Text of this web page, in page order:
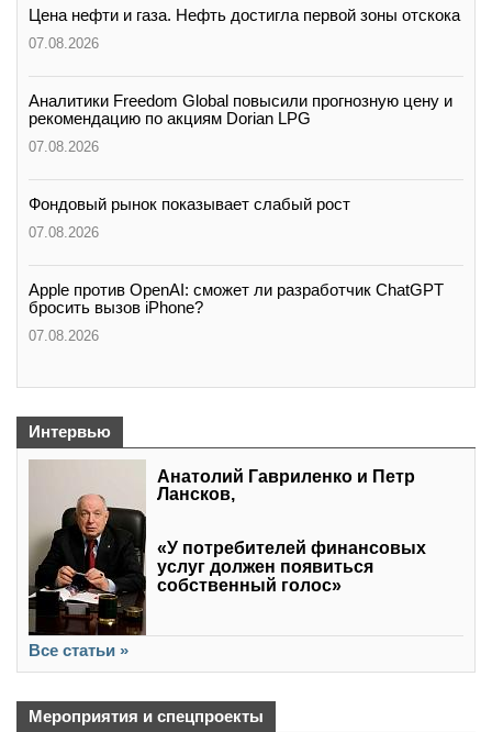
Цена нефти и газа. Нефть достигла первой зоны отскока
07.08.2026
Аналитики Freedom Global повысили прогнозную цену и
рекомендацию по акциям Dorian LPG
07.08.2026
Фондовый рынок показывает слабый рост
07.08.2026
Apple против OpenAI: сможет ли разработчик ChatGPT
бросить вызов iPhone?
07.08.2026
Интервью
Анатолий Гавриленко и Петр
Лансков,
«У потребителей финансовых
услуг должен появиться
собственный голос»
Все статьи »
Мероприятия и спецпроекты